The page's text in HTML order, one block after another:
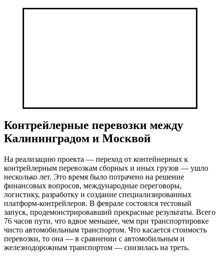
Контрейлерные перевозки между
Калининградом и Москвой
На реализацию проекта — переход от контейнерных к
контрейлерным перевозкам сборных и иных грузов — ушло
несколько лет. Это время было потрачено на решение
финансовых вопросов, международные переговоры,
логистику, разработку и создание специализированных
платформ-контрейлеров. В феврале состоялся тестовый
запуск, продемонстрировавший прекрасные результаты. Всего
76 часов пути, что вдвое меньшее, чем при транспортировке
чисто автомобильным транспортом. Что касается стоимость
перевозки, то она — в сравнении с автомобильным и
железнодорожным транспортом — снизилась на треть.